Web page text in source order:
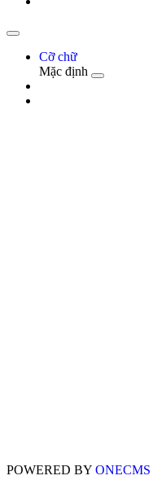
Cỡ chữ
Mặc định
POWERED BY ONECMS